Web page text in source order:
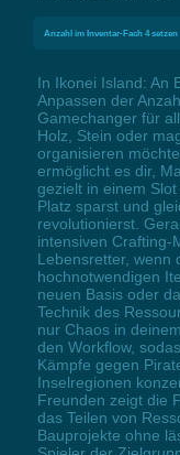
Anzahl im Inventar-Fach 4 setzen
In Ikonei Island: An
Anpassen der
Gamechanger für
Holz, Stein oder
organisieren
ermöglicht es dir,
gezielt in einem
Platz sparst und
revolutionierst.
intensiven Crafting-
Lebensretter, wenn
hochnotwendigen
neuen Basis oder
Technik des
nur Chaos in
den Workflow,
Kämpfe gegen
Inselregionen
Freunden zeigt die
das Teilen von
Bauprojekte ohne